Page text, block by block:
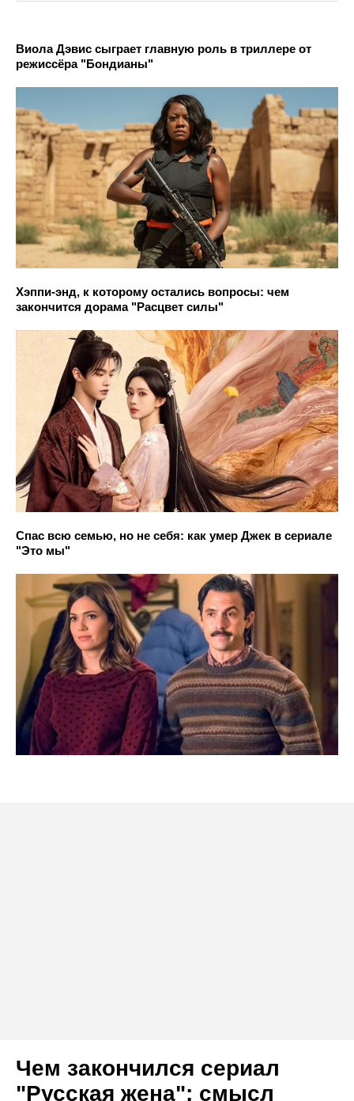
Виола Дэвис сыграет главную роль в триллере от
режиссёра "Бондианы"
Хэппи-энд, к которому остались вопросы: чем
закончится дорама "Расцвет силы"
Спас всю семью, но не себя: как умер Джек в сериале
"Это мы"
Чем закончился сериал
"Русская жена": смысл